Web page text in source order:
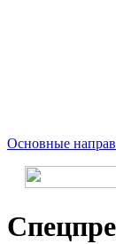
Основные